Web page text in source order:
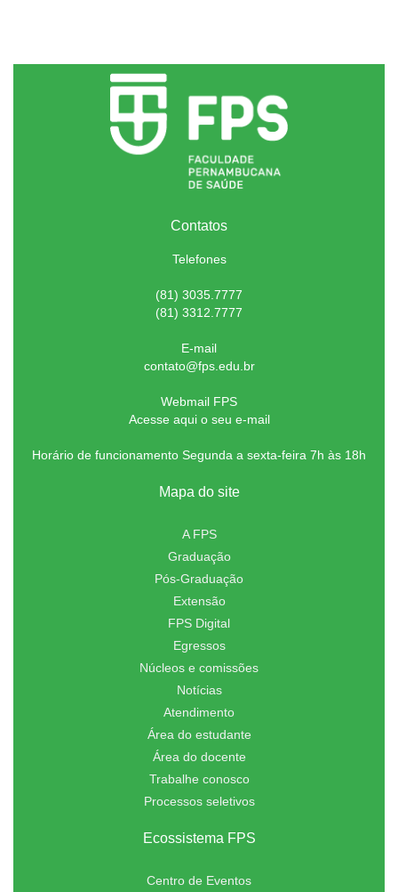
Contatos
Telefones
(81) 3035.7777
(81) 3312.7777
E-mail
contato@fps.edu.br
Webmail FPS
Acesse aqui o seu e-mail
Horário de funcionamento Segunda a sexta-feira 7h às 18h
Mapa do site
A FPS
Graduação
Pós-Graduação
Extensão
FPS Digital
Egressos
Núcleos e comissões
Notícias
Atendimento
Área do estudante
Área do docente
Trabalhe conosco
Processos seletivos
Ecossistema FPS
Centro de Eventos